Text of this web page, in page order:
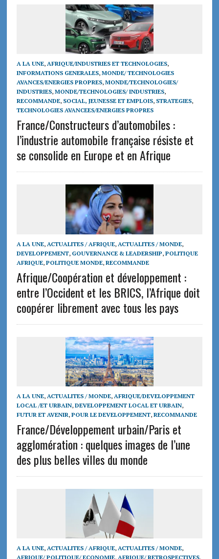
A LA UNE, AFRIQUE/INDUSTRIES ET TECHNOLOGIES,
INFORMATIONS GENERALES, MONDE/ TECHNOLOGIES
AVANCES/ENERGIES PROPRES, MONDE/TECHNOLOGIES/
INDUSTRIES, MONDE/TECHNOLOGIES/ INDUSTRIES,
RECOMMANDE, SOCIAL, JEUNESSE ET EMPLOIS, STRATEGIES,
TECHNOLOGIES AVANCEES/ENERGIES PROPRES
France/Constructeurs d’automobiles :
l’industrie automobile française résiste et
se consolide en Europe et en Afrique
A LA UNE, ACTUALITES / AFRIQUE, ACTUALITES / MONDE,
DEVELOPPEMENT, GOUVERNANCE & LEADERSHIP, POLITIQUE
AFRIQUE, POLITIQUE MONDE, RECOMMANDE
Afrique/Coopération et développement :
entre l’Occident et les BRICS, l’Afrique doit
coopérer librement avec tous les pays
A LA UNE, ACTUALITES / MONDE, AFRIQUE/DEVELOPPEMENT
LOCAL /ET URBAIN, DEVELOPPEMENT LOCAL ET URBAIN,
FUTUR ET AVENIR, POUR LE DEVELOPPEMENT, RECOMMANDE
France/Développement urbain/Paris et
agglomération : quelques images de l’une
des plus belles villes du monde
A LA UNE, ACTUALITES / AFRIQUE, ACTUALITES / MONDE,
AFRIQUE/ POLITIQUE/ ECONOMIE, AFRIQUE/ RETROSPECTIVES,